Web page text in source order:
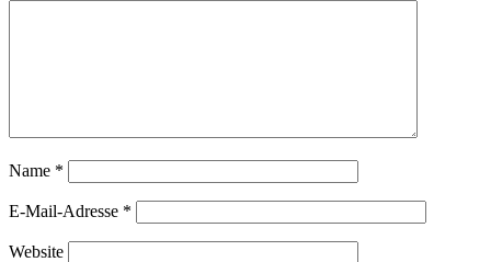
Name *
E-Mail-Adresse *
Website